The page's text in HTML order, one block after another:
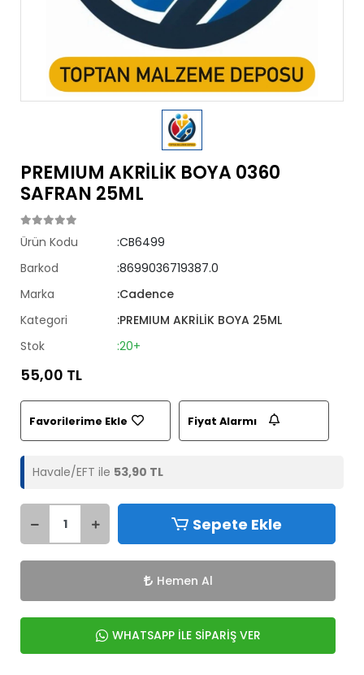
PREMIUM AKRİLİK BOYA 0360
SAFRAN 25ML
Ürün Kodu
:CB6499
Barkod
:8699036719387.0
Marka
:Cadence
Kategori
:PREMIUM AKRİLİK BOYA 25ML
Stok
:20+
55,00 TL
Favorilerime Ekle Fiyat Alarmı
Havale/EFT ile 53,90 TL
Sepete Ekle
Hemen Al
WHATSAPP İLE SİPARİŞ VER